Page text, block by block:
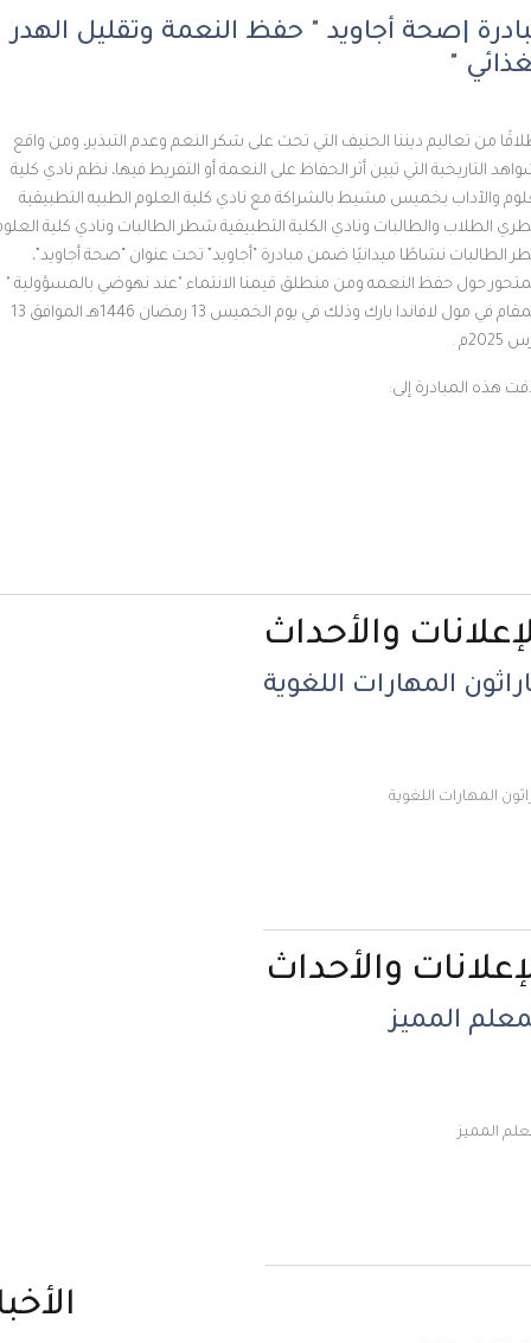
|صحة أجاويد " حفظ النعمة وتقليل الهدر
"
تعاليم ديننا الحنيف التي تحث على شكر النعم وعدم التبذير، ومن واقع
التي تبين أثر الحفاظ على النعمة أو التفريط فيها، نظم نادي كلية
بخميس مشيط بالشراكة مع نادي كلية العلوم الطبيه التطبيقية
والطالبات ونادي الكلية التطبيقية شطر الطالبات ونادي كلية العلوم
نشاطًا ميدانيًا ضمن مبادرة “أجاويد” تحت عنوان “صحة أجاويد”،
حول حفظ النعمه ومن منطلق قيمنا الانتماء "عند نهوضي بالمسؤولية "
والمقام في مول لافاندا بارك وذلك في يوم الخميس 13 رمضان 1446هـ الموافق 13
إلى:
والأحداث
المهارات اللغوية
اللغوية
والأحداث
المميز
الأخبار